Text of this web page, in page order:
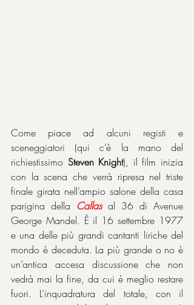
Come piace ad alcuni registi e
sceneggiatori (qui c’è la mano del
richiestissimo Steven Knight), il film inizia
con la scena che verrà ripresa nel triste
finale girata nell’ampio salone della casa
parigina della Callas al 36 di Avenue
George Mandel. È il 16 settembre 1977
e una delle più grandi cantanti liriche del
mondo è deceduta. La più grande o no è
un’antica accesa discussione che non
vedrà mai la fine, da cui è meglio restare
fuori. L’inquadratura del totale, con il